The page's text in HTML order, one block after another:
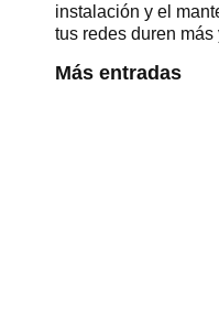
instalación y el
tus redes duren más
Más entradas